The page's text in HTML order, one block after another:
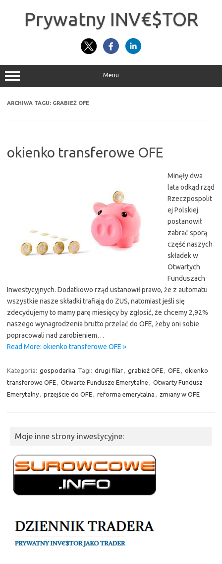
Prywatny INV€$TOR
Menu
ARCHIWA TAGU: GRABIEŻ OFE
okienko transferowe OFE
Minęły dwa
lata odkąd rząd
Rzeczpospolit
ej Polskiej
postanowił
zabrać sporą
część naszych
składek w
Otwartych
Funduszach
Inwestycyjnych. Dodatkowo rząd ustanowił prawo, że z automatu
wszystkie nasze składki trafiają do ZUS, natomiast jeśli się
zdecydujemy to mamy parę miesięcy by zgłosić, że chcemy 2,92%
naszego wynagrodzenia brutto przelać do OFE, żeby oni sobie
popracowali nad zarobieniem…
Read More: okienko transferowe OFE »
Kategoria: gospodarka Tagi: drugi filar, grabież OFE, OFE, okienko
transferowe OFE, Otwarte Fundusze Emerytalne , Otwarty Fundusz
Emerytalny, przejście do OFE, reforma emerytalna , zmiany w OFE
Moje inne strony inwestycyjne: